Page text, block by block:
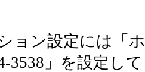
ョン設定には「
3538」を設定し